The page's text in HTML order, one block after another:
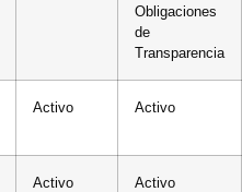
Obligaciones
de
Transparencia
Activo Activo
Activo Activo